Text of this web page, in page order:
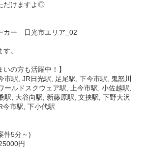
だけますよ◎
カー 日光市エリア_02
。
いの方も活躍中！】
市駅, JR日光駅, 足尾駅, 下今市駅, 鬼怒川
ールドスクウェア駅, 上今市駅, 小佐越駅,
駅, 大谷向駅, 新藤原駅, 文挟駅, 下野大沢
今市駅, 下小代駅
件5分～)
円